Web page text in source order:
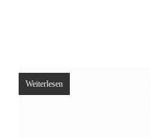
Weiterlesen